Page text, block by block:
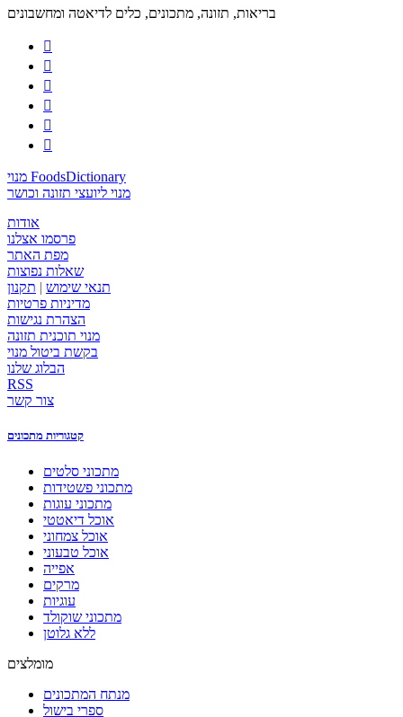
בריאות, תזונה, מתכונים, כלים לדיאטה ומחשבונים






מנוי FoodsDictionary
מנוי ליועצי תזונה וכושר
אודות
פרסמו אצלנו
מפת האתר
שאלות נפוצות
תנאי שימוש | תקנון
מדיניות פרטיות
הצהרת נגישות
מנוי תוכנית תזונה
בקשת ביטול מנוי
הבלוג שלנו
RSS
צור קשר
קטגוריות מתכונים
מתכוני סלטים
מתכוני פשטידות
מתכוני עוגות
אוכל דיאטטי
אוכל צמחוני
אוכל טבעוני
אפייה
מרקים
עוגיות
מתכוני שוקולד
ללא גלוטן
מומלצים
מנתח המתכונים
ספרי בישול